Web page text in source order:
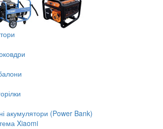
акумулятори (Power Bank)
Xiaomi